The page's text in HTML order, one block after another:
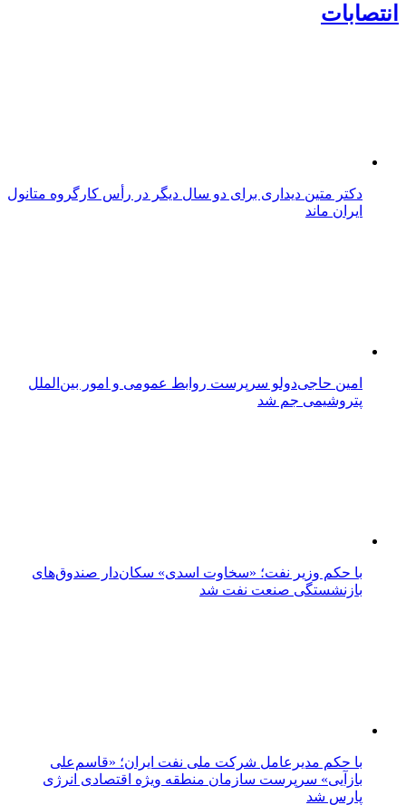
انتصابات
دکتر متین دیداری برای دو سال دیگر در رأس کارگروه متانول
ایران ماند
امین حاجی‌دولو سرپرست روابط عمومی و امور بین‌الملل
پتروشیمی جم شد
با حکم وزیر نفت؛ «سخاوت اسدی» سکان‌دار صندوق‌های
بازنشستگی صنعت نفت شد
با حکم مدیرعامل شرکت ملی نفت ایران؛ «قاسم‌علی
بازآیی» سرپرست سازمان منطقه ویژه اقتصادی انرژی
پارس شد